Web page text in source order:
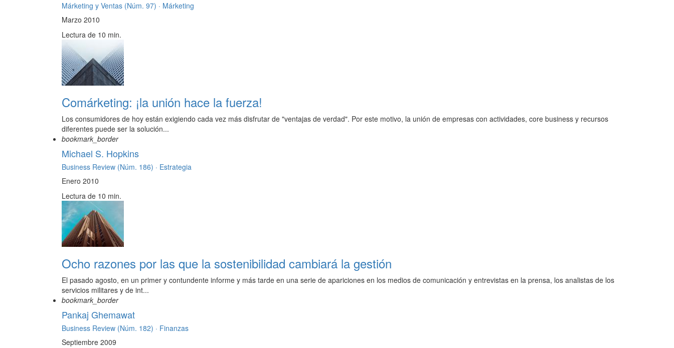
Márketing y Ventas (Núm. 97) · Márketing
Marzo 2010
Lectura de 10 min.
Comárketing: ¡la unión hace la fuerza!
Los consumidores de hoy están exigiendo cada vez más disfrutar de "ventajas de verdad". Por este motivo, la unión de empresas con actividades, core business y recursos
diferentes puede ser la solución...
bookmark_border
Michael S. Hopkins
Business Review (Núm. 186) · Estrategia
Enero 2010
Lectura de 10 min.
Ocho razones por las que la sostenibilidad cambiará la gestión
El pasado agosto, en un primer y contundente informe y más tarde en una serie de apariciones en los medios de comunicación y entrevistas en la prensa, los analistas de los
servicios militares y de int...
bookmark_border
Pankaj Ghemawat
Business Review (Núm. 182) · Finanzas
Septiembre 2009